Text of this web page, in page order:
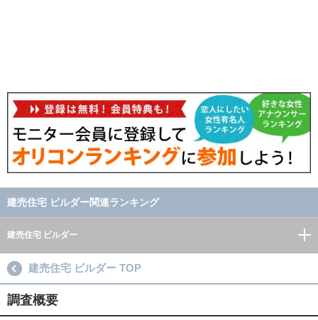
建売住宅 ビルダー関連ランキング
建売住宅 ビルダー
建売住宅 ビルダー TOP
調査概要